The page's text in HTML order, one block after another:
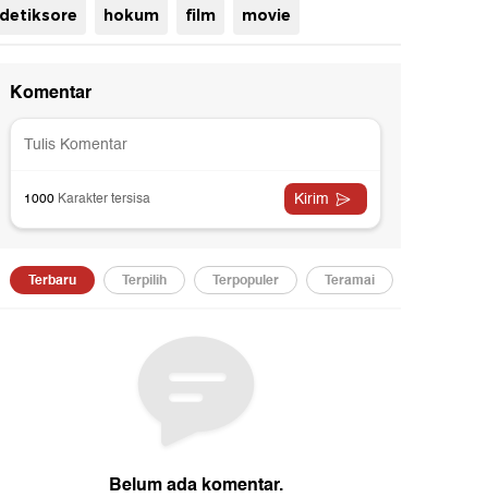
detiksore hokum film movie